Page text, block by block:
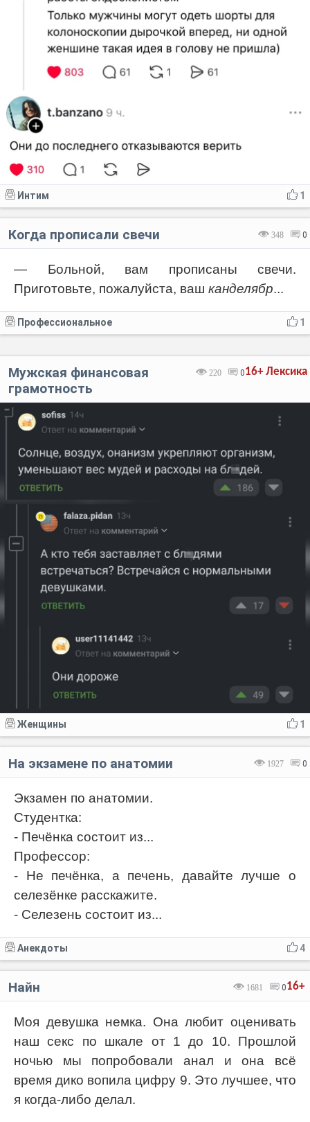
1
Интим
348 0
Когда прописали свечи
— Больной, вам прописаны свечи.
Приготовьте, пожалуйста, ваш канделябр...
1
Профессиональное
Лексика
16+
220 0
Мужская финансовая
грамотность
1
Женщины
1927 0
На экзамене по анатомии
Экзамен по анатомии.
Студентка:
- Печёнка состоит из...
Профессор:
- Не печёнка, а печень, давайте лучше о
селезёнке расскажите.
- Селезень состоит из...
4
Анекдоты
16+
1681 0
Найн
Моя девушка немка. Она любит оценивать
наш ceкс по шкале от 1 до 10. Прошлой
ночью мы попробовали анал и она всё
время дико вопила цифру 9. Это лучшее, что
я когда-либо делал.